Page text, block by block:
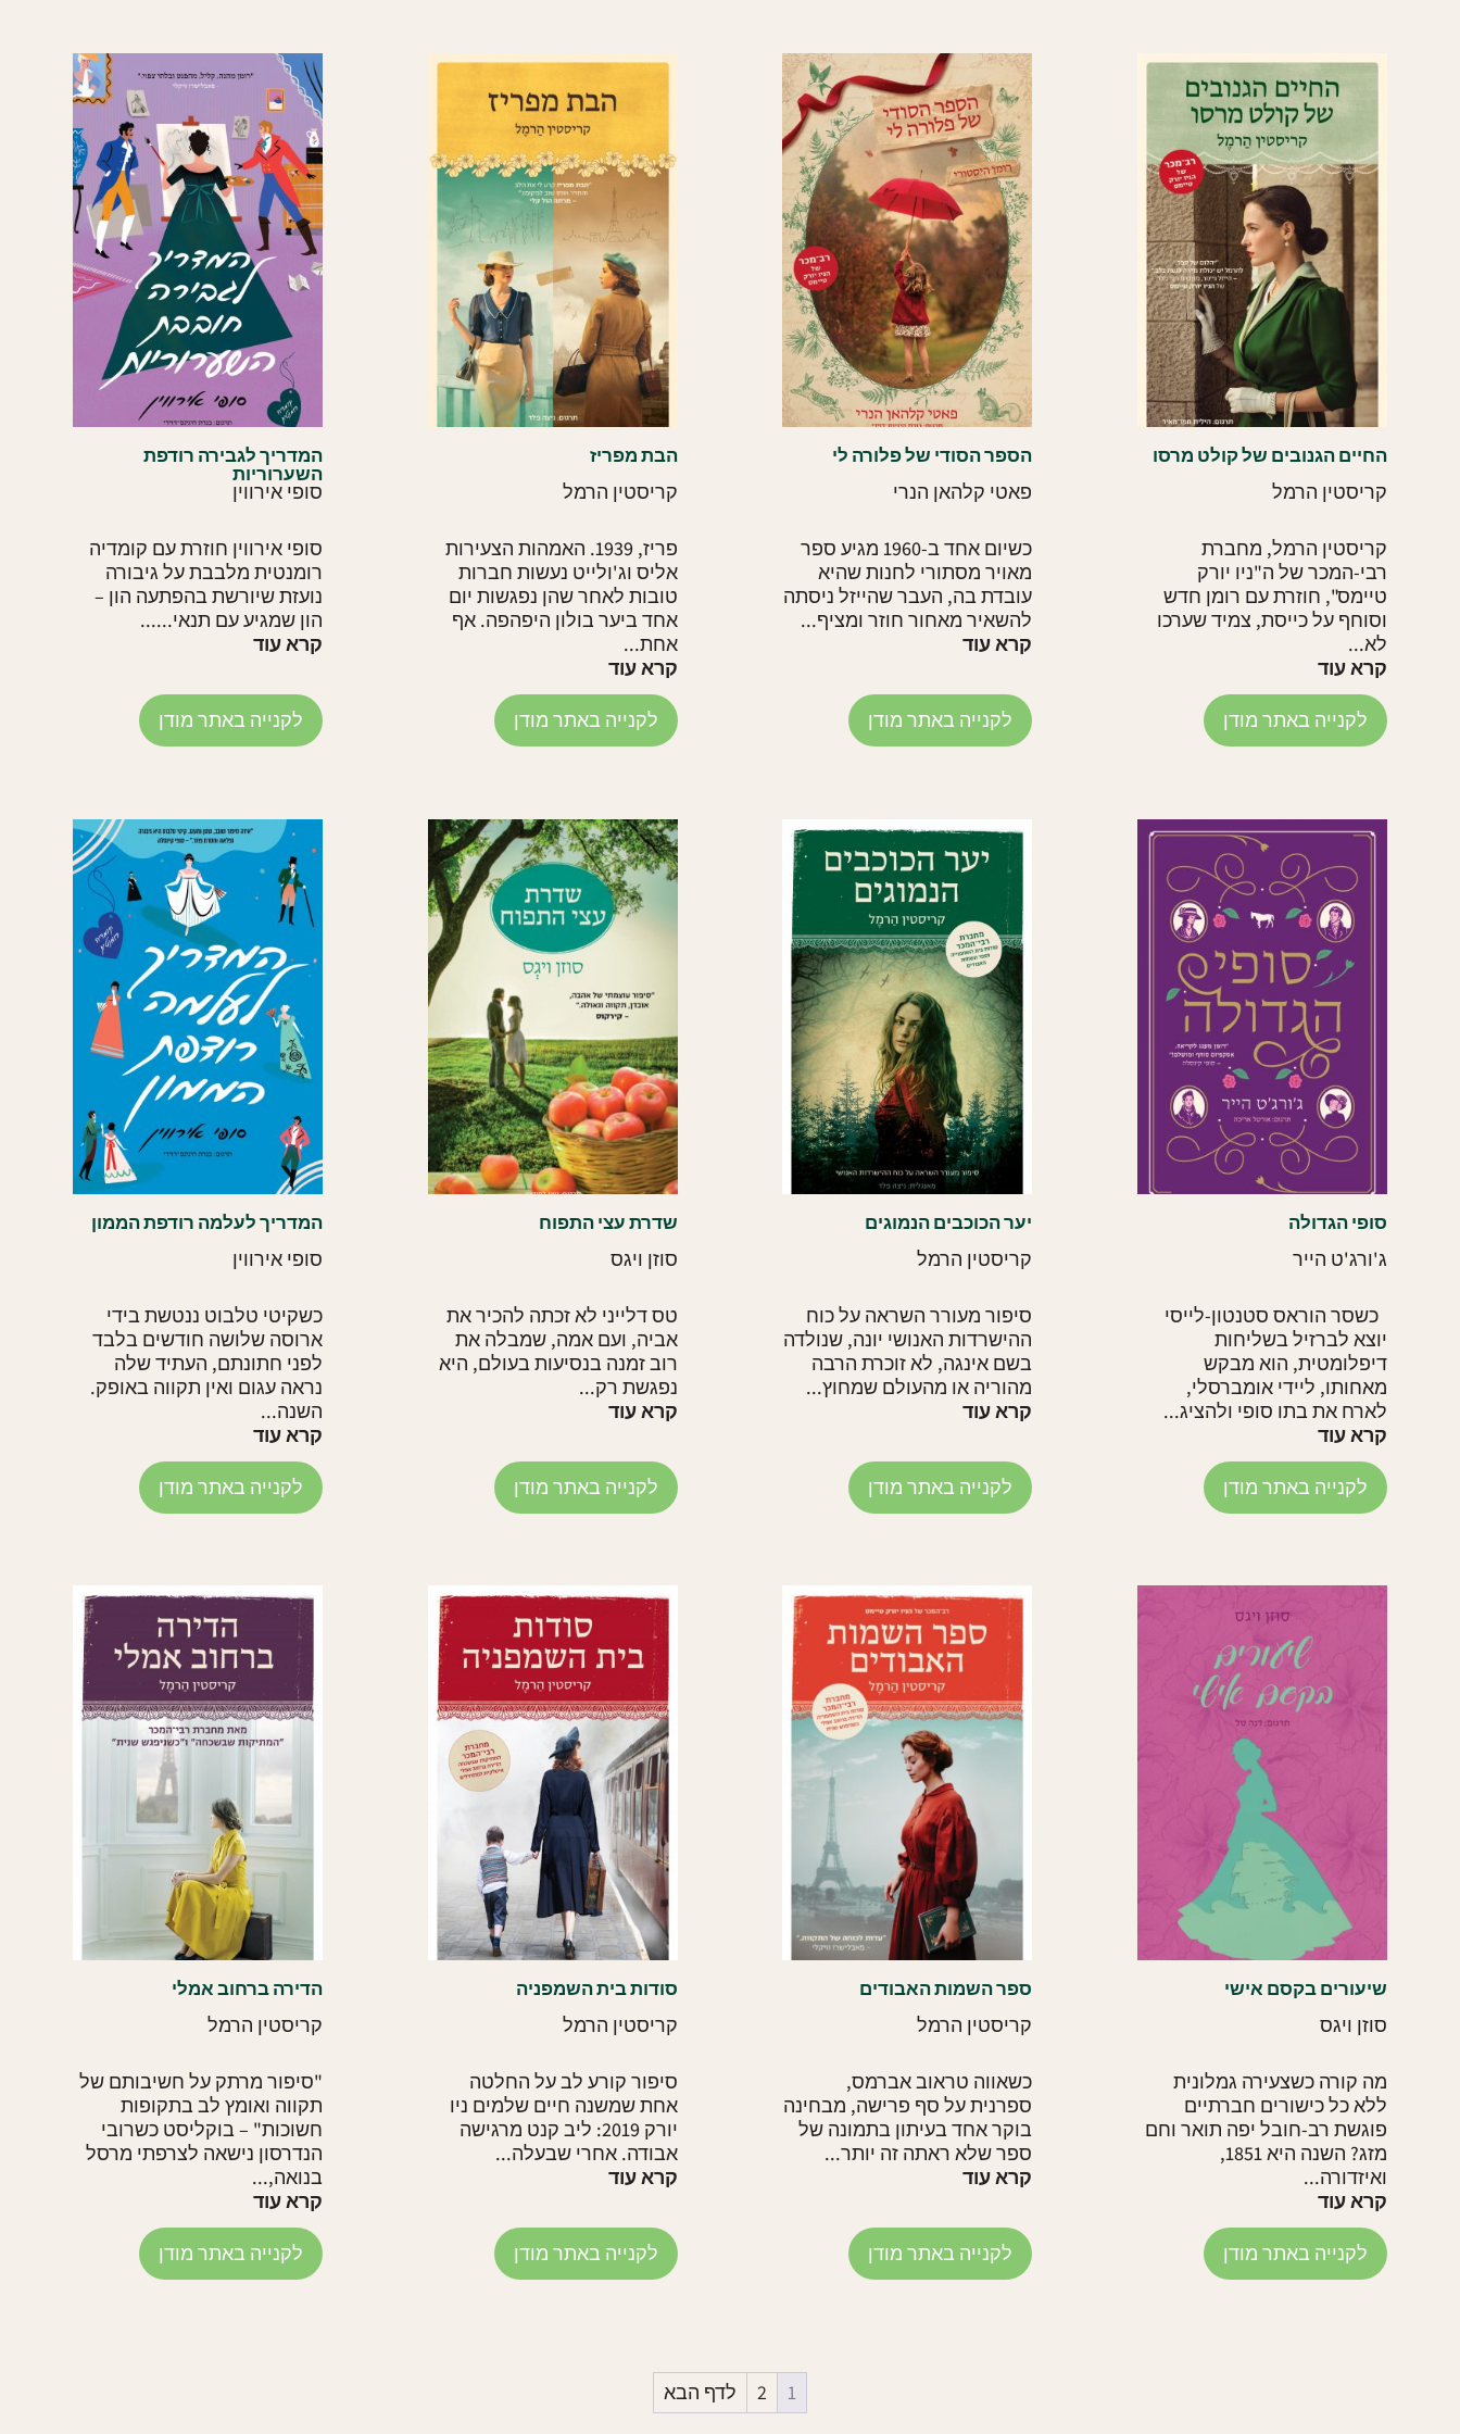
החיים הגנובים של קולט מרסו
קריסטין הרמל
קריסטין הרמל, מחברת
רבי-המכר של ה"ניו יורק
טיימס", חוזרת עם רומן חדש
וסוחף על כייסת, צמיד שערכו
לא...
קרא עוד
לקנייה באתר מודן
הספר הסודי של פלורה לי
פאטי קלהאן הנרי
כשיום אחד ב-1960 מגיע ספר
מאויר מסתורי לחנות שהיא
עובדת בה, העבר שהייזל ניסתה
להשאיר מאחור חוזר ומציף...
קרא עוד
לקנייה באתר מודן
הבת מפריז
קריסטין הרמל
פריז, 1939. האמהות הצעירות
אליס וג'ולייט נעשות חברות
טובות לאחר שהן נפגשות יום
אחד ביער בולון היפהפה. אף
אחת...
קרא עוד
לקנייה באתר מודן
המדריך לגבירה רודפת
השערוריות
סופי אירווין
סופי אירווין חוזרת עם קומדיה
רומנטית מלבבת על גיבורה
נועזת שיורשת בהפתעה הון –
הון שמגיע עם תנאי......
קרא עוד
לקנייה באתר מודן
סופי הגדולה
ג'ורג'ט הייר
כשסר הוראס סטנטון-לייסי
יוצא לברזיל בשליחות
דיפלומטית, הוא מבקש
מאחותו, ליידי אומברסלי,
לארח את בתו סופי ולהציג...
קרא עוד
לקנייה באתר מודן
יער הכוכבים הנמוגים
קריסטין הרמל
סיפור מעורר השראה על כוח
ההישרדות האנושי יונה, שנולדה
בשם אינגה, לא זוכרת הרבה
מהוריה או מהעולם שמחוץ...
קרא עוד
לקנייה באתר מודן
שדרת עצי התפוח
סוזן ויגס
טס דלייני לא זכתה להכיר את
אביה, ועם אמה, שמבלה את
רוב זמנה בנסיעות בעולם, היא
נפגשת רק...
קרא עוד
לקנייה באתר מודן
המדריך לעלמה רודפת הממון
סופי אירווין
כשקיטי טלבוט ננטשת בידי
ארוסה שלושה חודשים בלבד
לפני חתונתם, העתיד שלה
נראה עגום ואין תקווה באופק.
השנה...
קרא עוד
לקנייה באתר מודן
שיעורים בקסם אישי
סוזן ויגס
מה קורה כשצעירה גמלונית
ללא כל כישורים חברתיים
פוגשת רב-חובל יפה תואר וחם
מזג? השנה היא 1851,
ואיזדורה...
קרא עוד
לקנייה באתר מודן
ספר השמות האבודים
קריסטין הרמל
כשאווה טראוב אברמס,
ספרנית על סף פרישה, מבחינה
בוקר אחד בעיתון בתמונה של
ספר שלא ראתה זה יותר...
קרא עוד
לקנייה באתר מודן
סודות בית השמפניה
קריסטין הרמל
סיפור קורע לב על החלטה
אחת שמשנה חיים שלמים ניו
יורק 2019: ליב קנט מרגישה
אבודה. אחרי שבעלה...
קרא עוד
לקנייה באתר מודן
הדירה ברחוב אמלי
קריסטין הרמל
"סיפור מרתק על חשיבותם של
תקווה ואומץ לב בתקופות
חשוכות" – בוקליסט כשרובי
הנדרסון נישאה לצרפתי מרסל
בנואה,...
קרא עוד
לקנייה באתר מודן
1
2 לדף הבא